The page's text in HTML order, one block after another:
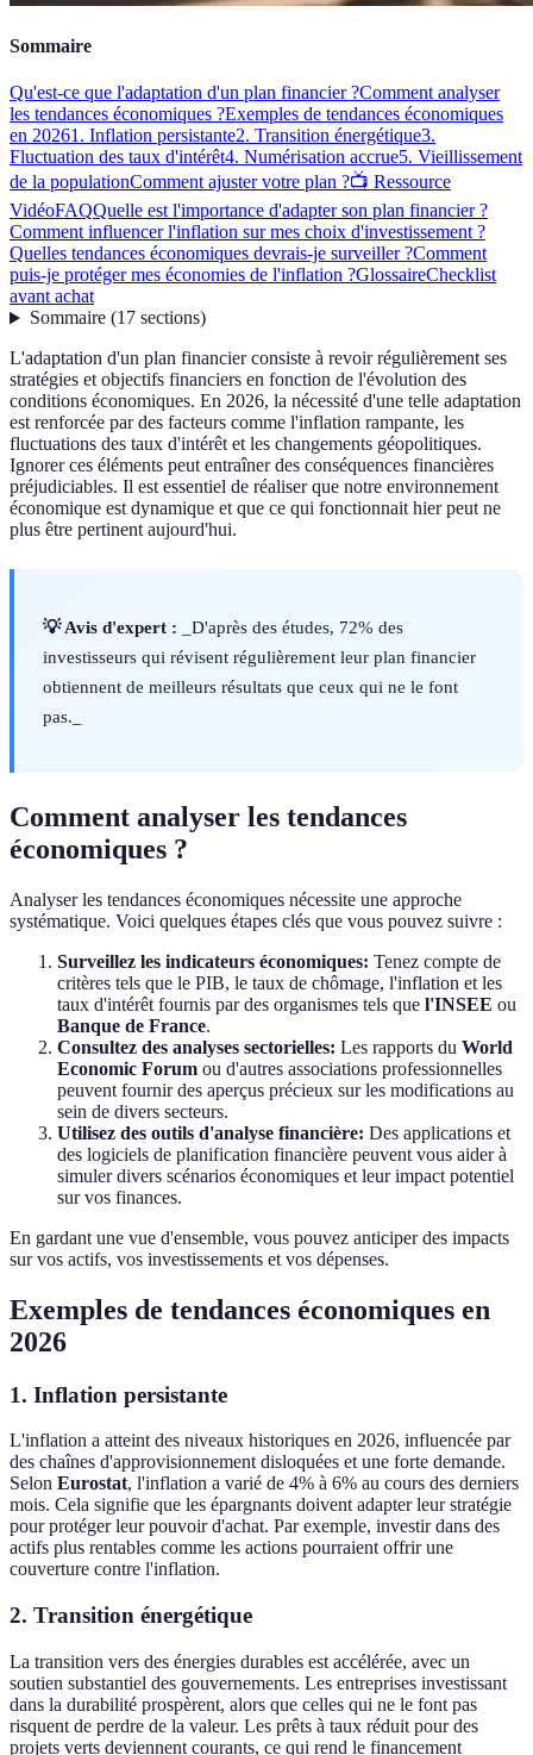
Sommaire
Qu'est-ce que l'adaptation d'un plan financier ?Comment analyser
les tendances économiques ?Exemples de tendances économiques
en 20261. Inflation persistante2. Transition énergétique3.
Fluctuation des taux d'intérêt4. Numérisation accrue5. Vieillissement
de la populationComment ajuster votre plan ?📺 Ressource
VidéoFAQQuelle est l'importance d'adapter son plan financier ?
Comment influencer l'inflation sur mes choix d'investissement ?
Quelles tendances économiques devrais-je surveiller ?Comment
puis-je protéger mes économies de l'inflation ?GlossaireChecklist
avant achat
Sommaire(17 sections)
L'adaptation d'un plan financier consiste à revoir régulièrement ses
stratégies et objectifs financiers en fonction de l'évolution des
conditions économiques. En 2026, la nécessité d'une telle adaptation
est renforcée par des facteurs comme l'inflation rampante, les
fluctuations des taux d'intérêt et les changements géopolitiques.
Ignorer ces éléments peut entraîner des conséquences financières
préjudiciables. Il est essentiel de réaliser que notre environnement
économique est dynamique et que ce qui fonctionnait hier peut ne
plus être pertinent aujourd'hui.
💡 Avis d'expert : _D'après des études, 72% des
investisseurs qui révisent régulièrement leur plan financier
obtiennent de meilleurs résultats que ceux qui ne le font
pas._
Comment analyser les tendances
économiques ?
Analyser les tendances économiques nécessite une approche
systématique. Voici quelques étapes clés que vous pouvez suivre :
Surveillez les indicateurs économiques: Tenez compte de
critères tels que le PIB, le taux de chômage, l'inflation et les
taux d'intérêt fournis par des organismes tels que l'INSEE ou
Banque de France.
Consultez des analyses sectorielles: Les rapports du World
Economic Forum ou d'autres associations professionnelles
peuvent fournir des aperçus précieux sur les modifications au
sein de divers secteurs.
Utilisez des outils d'analyse financière: Des applications et
des logiciels de planification financière peuvent vous aider à
simuler divers scénarios économiques et leur impact potentiel
sur vos finances.
En gardant une vue d'ensemble, vous pouvez anticiper des impacts
sur vos actifs, vos investissements et vos dépenses.
Exemples de tendances économiques en
2026
1. Inflation persistante
L'inflation a atteint des niveaux historiques en 2026, influencée par
des chaînes d'approvisionnement disloquées et une forte demande.
Selon Eurostat, l'inflation a varié de 4% à 6% au cours des derniers
mois. Cela signifie que les épargnants doivent adapter leur stratégie
pour protéger leur pouvoir d'achat. Par exemple, investir dans des
actifs plus rentables comme les actions pourraient offrir une
couverture contre l'inflation.
2. Transition énergétique
La transition vers des énergies durables est accélérée, avec un
soutien substantiel des gouvernements. Les entreprises investissant
dans la durabilité prospèrent, alors que celles qui ne le font pas
risquent de perdre de la valeur. Les prêts à taux réduit pour des
projets verts deviennent courants, ce qui rend le financement